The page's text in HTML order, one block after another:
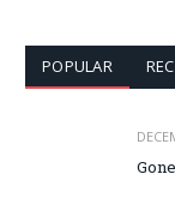
POPULAR